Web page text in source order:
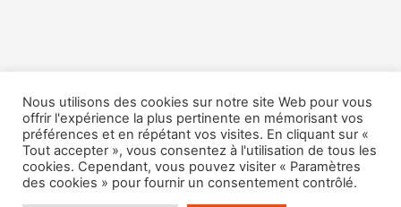
Catégories
Non classé
Nous utilisons des cookies sur notre site Web pour vous
offrir l'expérience la plus pertinente en mémorisant vos
préférences et en répétant vos visites. En cliquant sur «
Tout accepter », vous consentez à l'utilisation de tous les
cookies. Cependant, vous pouvez visiter « Paramètres
des cookies » pour fournir un consentement contrôlé.